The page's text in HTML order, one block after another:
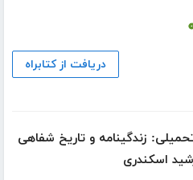
دریافت از کتابراه
زندگینامه و تاریخ شفاهی